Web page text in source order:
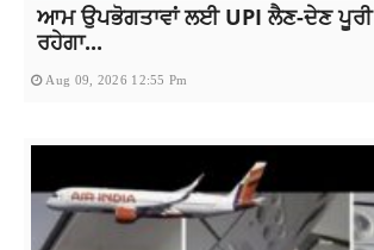
ਆਮ ਉਪਭੋਗਤਾਵਾਂ ਲਈ UPI ਲੈਣ-ਦੇਣ ਪੂਰੀ
ਰਹੇਗਾ...
Aug 09, 2026 12:55 Pm